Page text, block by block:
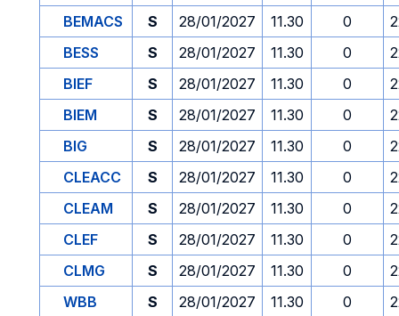
BEMACS
S 28/01/2027 11.30 0
BESS
S 28/01/2027 11.30 0
BIEF
S 28/01/2027 11.30 0
BIEM
S 28/01/2027 11.30 0
BIG
S 28/01/2027 11.30 0
CLEACC
S 28/01/2027 11.30 0
CLEAM
S 28/01/2027 11.30 0
CLEF
S 28/01/2027 11.30 0
CLMG
S 28/01/2027 11.30 0
WBB
S 28/01/2027 11.30 0